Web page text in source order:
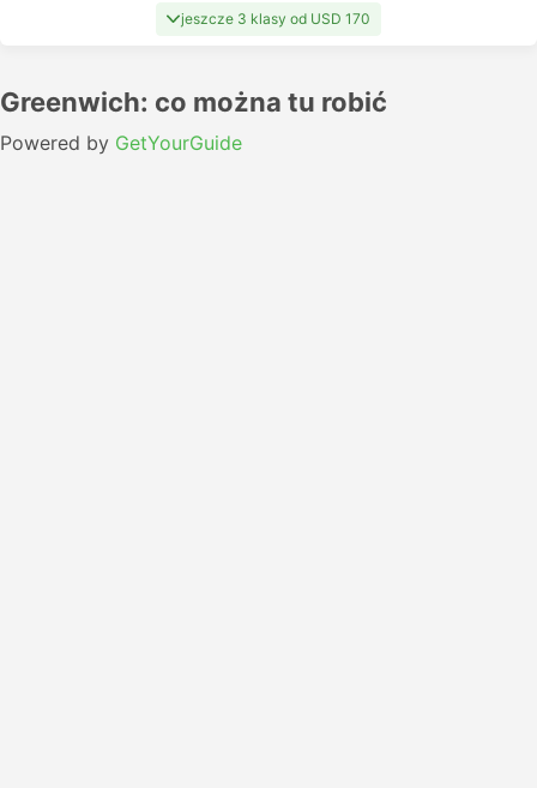
jeszcze 3 klasy od USD 170
Greenwich: co można tu robić
Powered by GetYourGuide